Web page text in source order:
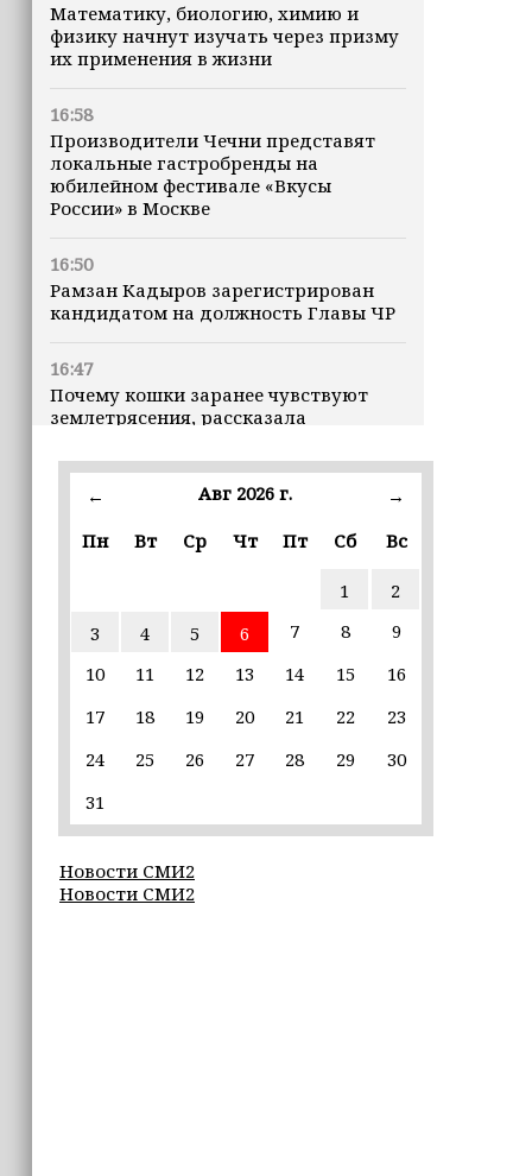
Математику, биологию, химию и
физику начнут изучать через призму
их применения в жизни
16:58
Производители Чечни представят
локальные гастробренды на
юбилейном фестивале «Вкусы
России» в Москве
16:50
Рамзан Кадыров зарегистрирован
кандидатом на должность Главы ЧР
16:47
Почему кошки заранее чувствуют
землетрясения, рассказала
16:12
проходящий в Грозном фестиваль
16:02
Неделя популяризации грудного
вскармливания: что важно знать
15:39
Республике серию спортивных
мероприятий в преддверии Дня
физкультурника
15:10
← Авг 2026 г.
→
Пн
Вт Ср Чт Пт Сб Вс
1
2
3
4 5 6 7 8
9
10
11 12 13 14 15
16
17
18 19 20 21 22
23
24
25 26 27 28 29
30
31
Новости СМИ2
Новости СМИ2